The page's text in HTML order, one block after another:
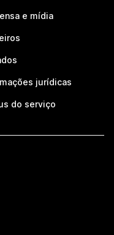
e mídia
jurídicas
do serviço